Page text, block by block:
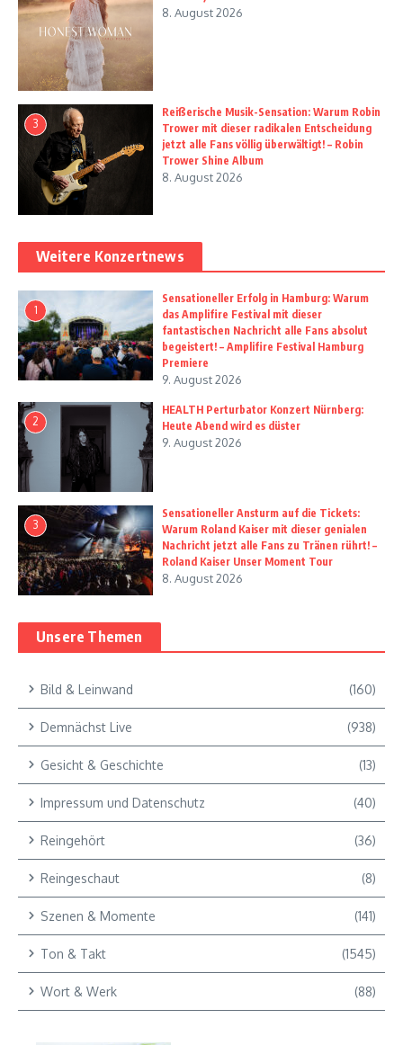
8. August 2026
3
Reißerische Musik-Sensation: Warum Robin
Trower mit dieser radikalen Entscheidung
jetzt alle Fans völlig überwältigt! – Robin
Trower Shine Album
8. August 2026
Weitere Konzertnews
1
Sensationeller Erfolg in Hamburg: Warum
das Amplifire Festival mit dieser
fantastischen Nachricht alle Fans absolut
begeistert! – Amplifire Festival Hamburg
Premiere
9. August 2026
2
HEALTH Perturbator Konzert Nürnberg:
Heute Abend wird es düster
9. August 2026
3
Sensationeller Ansturm auf die Tickets:
Warum Roland Kaiser mit dieser genialen
Nachricht jetzt alle Fans zu Tränen rührt! –
Roland Kaiser Unser Moment Tour
8. August 2026
Unsere Themen
Bild & Leinwand (160)
Demnächst Live (938)
Gesicht & Geschichte (13)
Impressum und Datenschutz (40)
Reingehört (36)
Reingeschaut (8)
Szenen & Momente (141)
Ton & Takt (1545)
Wort & Werk (88)